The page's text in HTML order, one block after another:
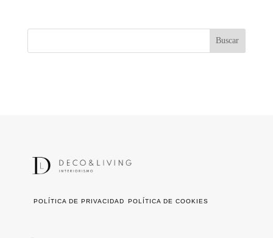
POLÍTICA DE PRIVACIDAD POLÍTICA DE COOKIES